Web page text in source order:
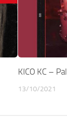
KICO KC –
13/10/2021